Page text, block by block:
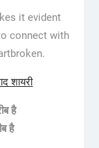
it evident
connect with
शायरी
है
है